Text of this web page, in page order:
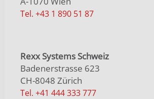
Tel. +43 1 890 51 87
Rexx Systems Schweiz
Badenerstrasse 623
CH-8048 Zürich
Tel. +41 444 333 777